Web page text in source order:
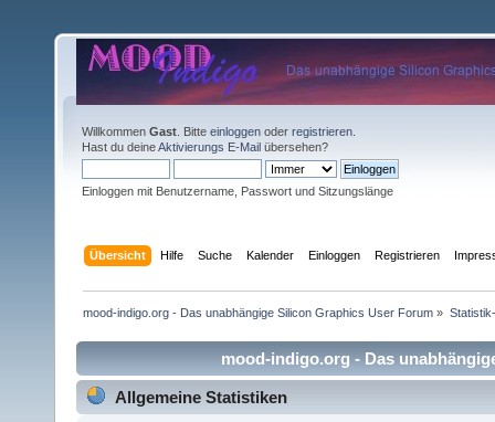
Willkommen Gast . Bitte einloggen oder registrieren
Hast du deineAktivierungs E-Mail übersehen?
Einloggen mit Benutzername, Passwort und Sitzungslänge
Übersicht Hilfe Suche Kalender Einloggen Registrieren
mood-indigo.org - Das unabhängige Silicon Graphics User Forum »
mood-indigo.org - Das
Allgemeine Statistiken